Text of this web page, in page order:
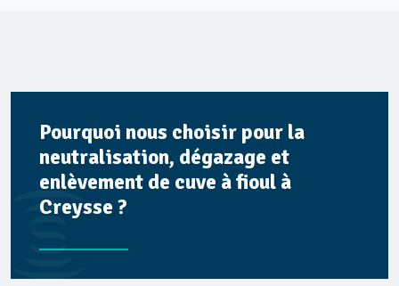
Pourquoi nous choisir pour la
neutralisation, dégazage et
enlèvement de cuve à fioul à
Creysse ?